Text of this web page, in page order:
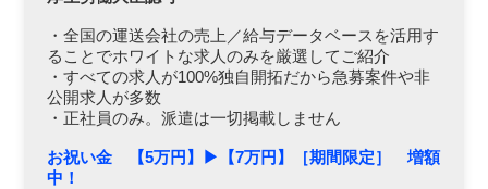
・全国の運送会社の売上／給与データベースを活用す
ることでホワイトな求人のみを厳選してご紹介
・すべての求人が100%独自開拓だから急募案件や非
公開求人が多数
・正社員のみ。派遣は一切掲載しません
お祝い金 【5万円】▶︎【7万円】［期間限定］ 増額
中！